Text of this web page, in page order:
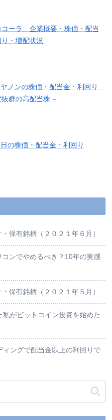
コーラ 企業概要・株価・配当
・増配状況
ノンの株価・配当金・利回り
抜群の高配当株～
の株価・配当金・利回り
保有銘柄（２０２１年６月）
ンでやめるべき？10年の実感
保有銘柄（２０２１年５月）
がビットコイン投資を始めた
ィングで配当金以上の利回りで